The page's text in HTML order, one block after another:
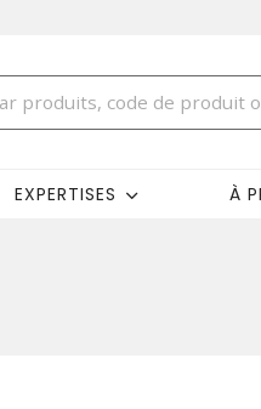
EXPERTISES À